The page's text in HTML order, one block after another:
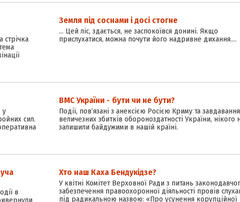
стрічка
Земля під соснами і досі стогне
… Цей ліс, здається, не заспокоївся донині. Якщо
прислухатися, можна почути його надривне дихання.…
у
сил.
ВМС України - бути чи не бути?
Події, пов’язані з анексією Росією Криму та
величезних збитків обороноздатності України, нікого
залишили байдужими в нашій країні.
в
Хто наш Каха Бендукідзе?
У квітні Комітет Верховної Ради з питань
забезпечення правоохоронної діяльності провів
під радикальною назвою: «Про усунення корупційної